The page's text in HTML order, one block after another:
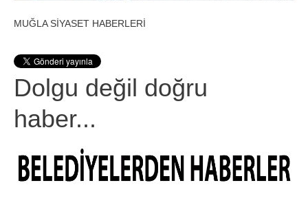
MUĞLA SİYASET HABERLERİ
Dolgu değil doğru
haber...